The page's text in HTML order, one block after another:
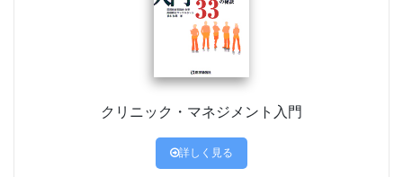
クリニック・マネジメント入門
詳しく見る